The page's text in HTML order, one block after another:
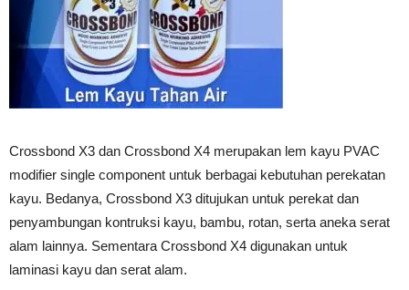
Crossbond X3 dan Crossbond X4 merupakan lem kayu PVAC
modifier single component untuk berbagai kebutuhan perekatan
kayu. Bedanya, Crossbond X3 ditujukan untuk perekat dan
penyambungan kontruksi kayu, bambu, rotan, serta aneka serat
alam lainnya. Sementara Crossbond X4 digunakan untuk
laminasi kayu dan serat alam.